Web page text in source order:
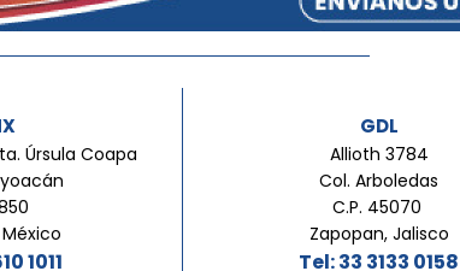
Úrsula Coapa
1011
GDL
Allioth 3784
Col. Arboledas
C.P. 45070
Zapopan, Jalisco
Tel: 33 3133 0158